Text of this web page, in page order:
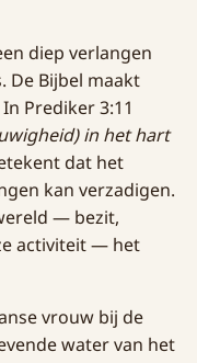
diep verlangen
De Bijbel maakt
Prediker 3:11
in het hart
dat het
kan verzadigen.
— bezit,
activiteit — het